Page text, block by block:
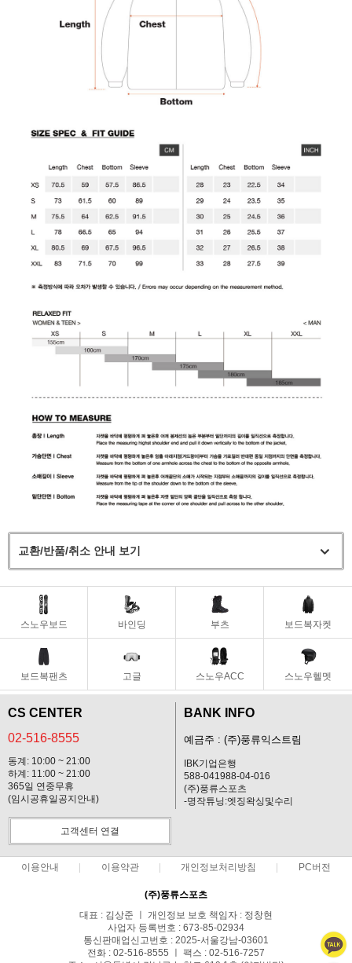
교환/반품/취소 안내 보기
스노우보드 바인딩 부츠 보드복자켓
보드복팬츠 고글 스노우ACC 스노우헬멧
CS CENTER
02-516-8555
동계: 10:00 ~ 21:00
하계: 11:00 ~ 21:00
365일 연중무휴
(임시공휴일공지안내)
BANK INFO
예금주 : (주)풍류익스트림
IBK기업은행
588-041988-04-016
(주)풍류스포츠
-명작튜닝:엣징왁싱및수리
고객센터 연결
이용안내 이용약관 개인정보처리방침 PC버전
(주)풍류스포츠
대표 : 김상준 ㅣ 개인정보 보호 책임자 : 정창현
사업자 등록번호 : 673-85-02934
통신판매업신고번호 : 2025-서울강남-03601
전화 : 02-516-8555 ㅣ 팩스 : 02-516-7257